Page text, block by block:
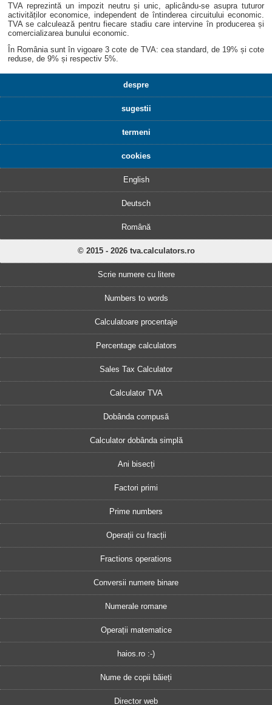
TVA reprezintă un impozit neutru și unic, aplicându-se asupra tuturor
activităților economice, independent de întinderea circuitului economic.
TVA se calculează pentru fiecare stadiu care intervine în producerea și
comercializarea bunului economic.
În România sunt în vigoare 3 cote de TVA: cea standard, de 19% și cote
reduse, de 9% și respectiv 5%.
despre
sugestii
termeni
cookies
English
Deutsch
Română
© 2015 - 2026 tva.calculators.ro
Scrie numere cu litere
Numbers to words
Calculatoare procentaje
Percentage calculators
Sales Tax Calculator
Calculator TVA
Dobânda compusă
Calculator dobânda simplă
Ani bisecți
Factori primi
Prime numbers
Operații cu fracții
Fractions operations
Conversii numere binare
Numerale romane
Operații matematice
haios.ro :-)
Nume de copii băieți
Director web